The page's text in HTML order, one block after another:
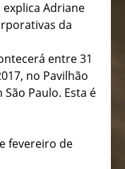
Adriane
da
entre 31
no Pavilhão
Paulo. Esta é
fevereiro de